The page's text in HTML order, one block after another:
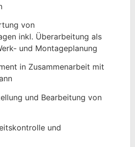
von
inkl. Überarbeitung als
und Montageplanung
in Zusammenarbeit mit
und Bearbeitung von
und